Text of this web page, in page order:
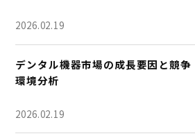
2026.02.19
デンタル機器市場の成長要因と競争
環境分析
2026.02.19